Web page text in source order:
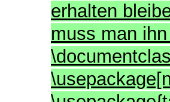
erhalten
muss man